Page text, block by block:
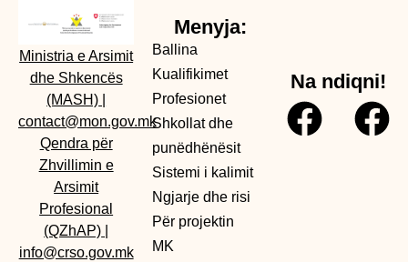
Ministria e Arsimit
dhe Shkencës
(MASH)
contact@mon.gov.mk
Qendra për
Zhvillimin e
Arsimit
Profesional
(QZhAP)
info@crso.gov.mk
Menyja:
Ballina
Kualifikimet
Profesionet
Shkollat dhe
punëdhënësit
Sistemi i kalimit
Ngjarje dhe risi
Për projektin
MK
Na ndiqni!